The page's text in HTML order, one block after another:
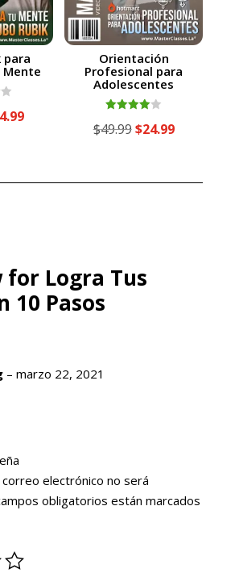
para
El
es:
Orientación
Profesional para
Adolescentes
con
$49.99El
$24.99El
for Logra Tus
10 Pasos
– marzo 22, 2021
electrónico no será
obligatorios están marcados